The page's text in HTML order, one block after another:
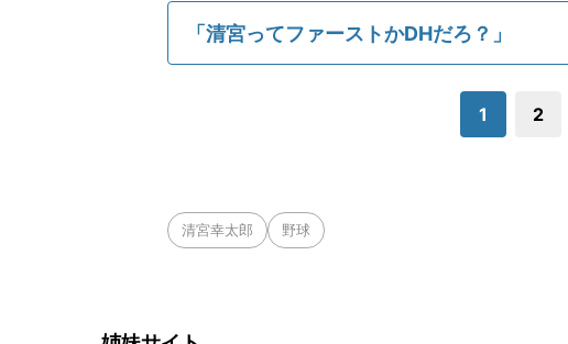
「清宮ってファーストかDHだろ？」
1 2
清宮幸太郎 野球